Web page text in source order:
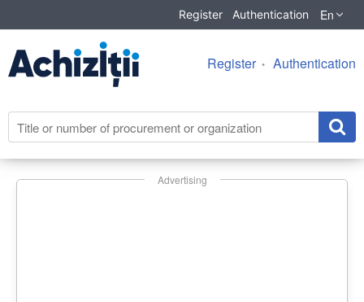
Register Authentication En
Register Authentication
Advertising